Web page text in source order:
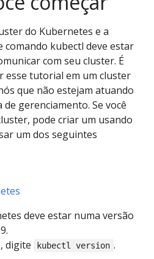
do Kubernetes e a
kubectl deve estar
com seu cluster. É
esse tutorial em um cluster
que não estejam atuando
gerenciamento. Se você
pode criar um usando
um dos seguintes
deve estar numa versão
digite
kubectl version .